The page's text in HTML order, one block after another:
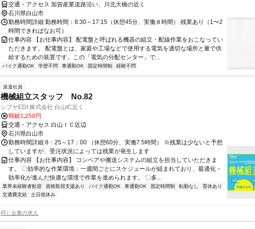
交通・アクセス 加賀産業道路沿い、川北大橋の近く
石川県白山市
勤務時間詳細 勤務時間：8:30～17:15（休憩45分、実働８時間） 残業あり（1〜2
時間できればなお可）
仕事内容 【お仕事内容】 配電盤と呼ばれる機器の組立・配線作業をおこなってい
ただきます。 配電盤とは、家庭や工場などで使用する電気を適切な場所と量で供
給するための装置です。この「電気の分配センター」で...
バイク通勤OK 学歴不問 車通勤OK 固定時間制 経験不問
派遣社員
機械組立スタッフ No.82
シブヤEDI 株式会社 白山IC近く
時給1,250円
交通・アクセス 白山ＩＣ近辺
石川県白山市
勤務時間詳細 8：25～17：00 （休憩60分、実働7.5時間） ※残業は少ないと予想
していますが、受注状況によっては残業が発生します
仕事内容 【お仕事内容】 コンベアや搬送システムの組立を担当していただきま
す。 〇効率的な作業環境：一週間ごとにスケジュールが組まれており、最適化・
効率化が進んだ快適な環境で作業を進められます。 〇多...
業界未経験者歓迎 資格取得支援あり バイク通勤OK 車通勤OK 固定時間制 転勤なし
育休あり
交通費支給
土日祝休み
同じ企業の求人